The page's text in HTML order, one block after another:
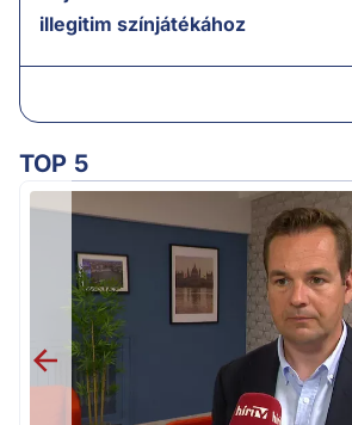
illegitim színjátékához
TOP 5